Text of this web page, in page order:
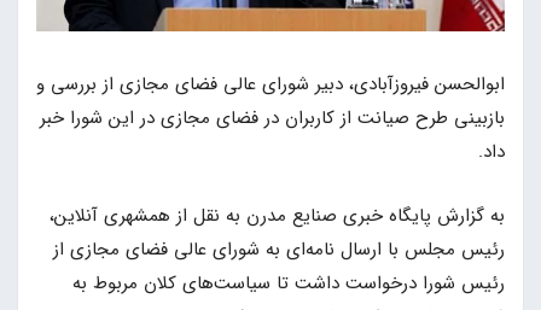
ابوالحسن فیروزآبادی، دبیر شورای عالی فضای مجازی از بررسی و
بازبینی طرح صیانت از کاربران در فضای مجازی در این شورا خبر
داد.
به گزارش پایگاه خبری صنایع مدرن به نقل از همشهری آنلاین،
رئیس مجلس با ارسال نامه‌ای به شورای عالی فضای مجازی از
رئیس شورا درخواست داشت تا سیاست‌های کلان مربوط به